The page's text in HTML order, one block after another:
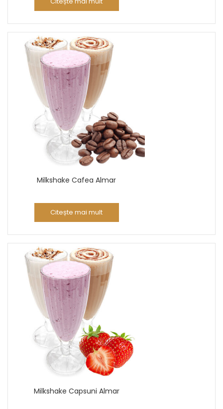
Milkshake Cafea Almar
Citește mai mult
Milkshake Capsuni Almar